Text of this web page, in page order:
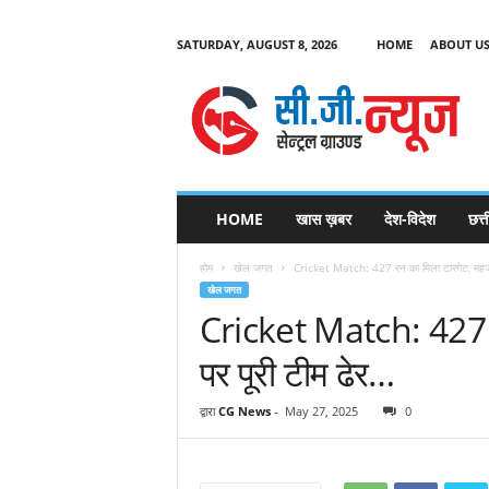
SATURDAY, AUGUST 8, 2026 HOME ABOUT US
C
HOME खास ख़बर देश-विदेश
होम खेल जगत Cricket Match: 427 रन का मिला टारगेट,
खेल जगत
Cricket Match: 427
पर पूरी टीम ढेर…
द्वारा CG News- May 27, 2025 0